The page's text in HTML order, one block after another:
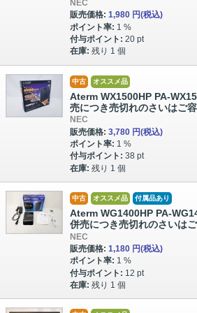
NEC
販売価格: 1,980 円(税込)
ポイント率: 1 %
付与ポイント: 20 pt
在庫: 残り 1 個
中古 オススメ品
Aterm WX1500HP PA-
売につき売切れのさいはご容
NEC
販売価格: 3,780 円(税込)
ポイント率: 1 %
付与ポイント: 38 pt
在庫: 残り 1 個
中古 オススメ品 付属品あり
Aterm WG1400HP PA-
併売につき売切れのさいはご
NEC
販売価格: 1,180 円(税込)
ポイント率: 1 %
付与ポイント: 12 pt
在庫: 残り 1 個